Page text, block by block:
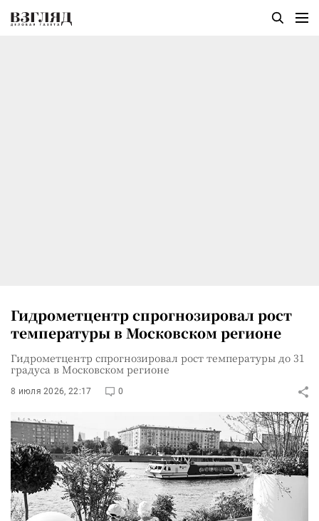
Гидрометцентр спрогнозировал рост
температуры в Московском регионе
Гидрометцентр спрогнозировал рост температуры до 31
градуса в Московском регионе
8 июля 2026, 22:17 0